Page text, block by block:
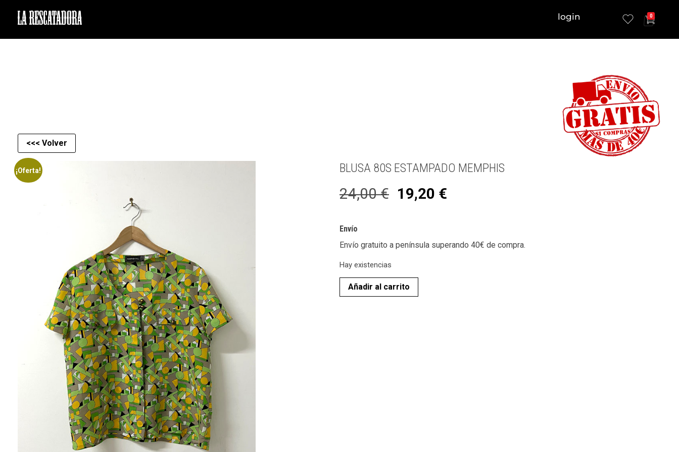
login 0
<<< Volver
¡Oferta! BLUSA 80S ESTAMPADO MEMPHIS
24,00€ 19,20 €
Envío
Envío gratuito a península superando 40€ de compra.
Hay existencias
Añadir al carrito